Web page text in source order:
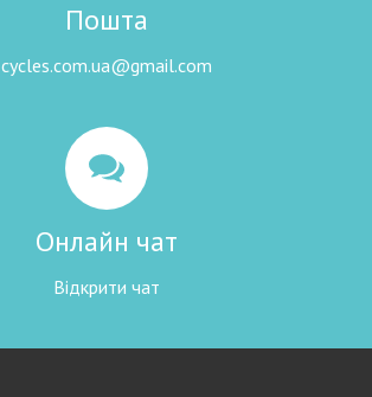
Пошта
cycles.com.ua@gmail.com
Онлайн чат
Відкрити чат